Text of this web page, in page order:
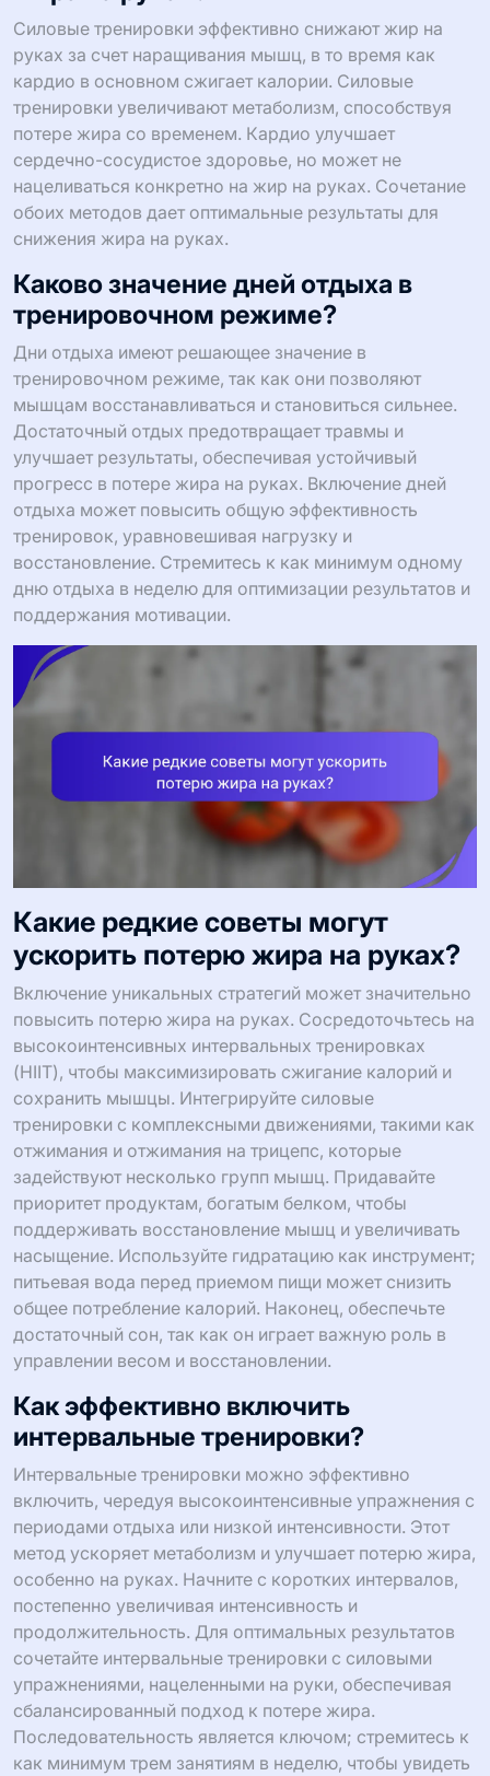
Силовые тренировки эффективно снижают жир на
руках за счет наращивания мышц, в то время как
кардио в основном сжигает калории. Силовые
тренировки увеличивают метаболизм, способствуя
потере жира со временем. Кардио улучшает
сердечно-сосудистое здоровье, но может не
нацеливаться конкретно на жир на руках. Сочетание
обоих методов дает оптимальные результаты для
снижения жира на руках.
Каково значение дней отдыха в
тренировочном режиме?
Дни отдыха имеют решающее значение в
тренировочном режиме, так как они позволяют
мышцам восстанавливаться и становиться сильнее.
Достаточный отдых предотвращает травмы и
улучшает результаты, обеспечивая устойчивый
прогресс в потере жира на руках. Включение дней
отдыха может повысить общую эффективность
тренировок, уравновешивая нагрузку и
восстановление. Стремитесь к как минимум одному
дню отдыха в неделю для оптимизации результатов и
поддержания мотивации.
Какие редкие советы могут
ускорить потерю жира на руках?
Включение уникальных стратегий может значительно
повысить потерю жира на руках. Сосредоточьтесь на
высокоинтенсивных интервальных тренировках
(HIIT), чтобы максимизировать сжигание калорий и
сохранить мышцы. Интегрируйте силовые
тренировки с комплексными движениями, такими как
отжимания и отжимания на трицепс, которые
задействуют несколько групп мышц. Придавайте
приоритет продуктам, богатым белком, чтобы
поддерживать восстановление мышц и увеличивать
насыщение. Используйте гидратацию как инструмент;
питьевая вода перед приемом пищи может снизить
общее потребление калорий. Наконец, обеспечьте
достаточный сон, так как он играет важную роль в
управлении весом и восстановлении.
Как эффективно включить
интервальные тренировки?
Интервальные тренировки можно эффективно
включить, чередуя высокоинтенсивные упражнения с
периодами отдыха или низкой интенсивности. Этот
метод ускоряет метаболизм и улучшает потерю жира,
особенно на руках. Начните с коротких интервалов,
постепенно увеличивая интенсивность и
продолжительность. Для оптимальных результатов
сочетайте интервальные тренировки с силовыми
упражнениями, нацеленными на руки, обеспечивая
сбалансированный подход к потере жира.
Последовательность является ключом; стремитесь к
как минимум трем занятиям в неделю, чтобы увидеть